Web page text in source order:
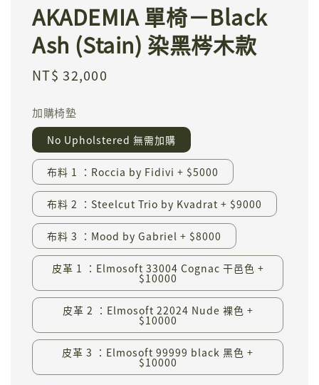
AKADEMIA 單椅－Black
Ash (Stain) 染黑梣木款
Regular
NT$ 32,000
加購椅墊
No Upholstered 無需加購
布料 1 ：Roccia by Fidivi + $5000
布料 2 ：Steelcut Trio by Kvadrat + $9000
布料 3 ：Mood by Gabriel + $8000
皮革 1 ：Elmosoft 33004 Cognac 干邑色 +
$10000
皮革 2 ：Elmosoft 22024 Nude 裸色 +
$10000
皮革 3 ：Elmosoft 99999 black 黑色 +
$10000